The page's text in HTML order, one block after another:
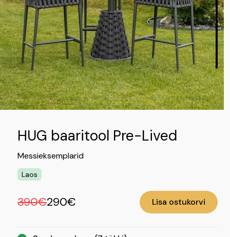
HUG baaritool Pre-Lived
Messieksemplarid
Laos
390€290€ Lisa ostukorvi